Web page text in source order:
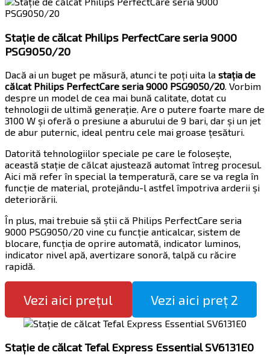
Stație de călcat Philips PerfectCare seria 9000
PSG9050/20
Dacă ai un buget pe măsură, atunci te poți uita la stația de
călcat Philips PerfectCare seria 9000 PSG9050/20. Vorbim
despre un model de cea mai bună calitate, dotat cu
tehnologii de ultimă generație. Are o putere foarte mare de
3100 W și oferă o presiune a aburului de 9 bari, dar și un jet
de abur puternic, ideal pentru cele mai groase țesături.
Datorită tehnologiilor speciale pe care le folosește,
această stație de călcat ajustează automat întreg procesul.
Aici mă refer în special la temperatură, care se va regla în
funcție de material, protejându-l astfel împotriva arderii și
deteriorării.
În plus, mai trebuie să știi că Philips PerfectCare seria
9000 PSG9050/20 vine cu funcție anticalcar, sistem de
blocare, funcția de oprire automată, indicator luminos,
indicator nivel apă, avertizare sonoră, talpă cu răcire
rapidă.
Vezi aici prețul Vezi aici preț 2
Stație de călcat Tefal Express Essential SV6131E0